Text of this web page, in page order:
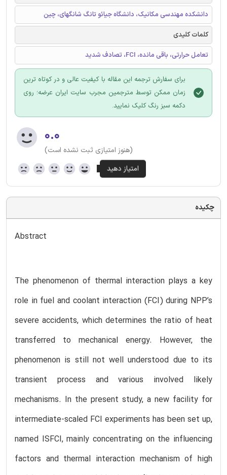
دانشکده مهندسی مکانیک، دانشگاه جیائو تانگ شانگهای، چین
کلمات کلیدی
تعامل حرارتی، باقی مانده، FCI، تصادف شدید
برای سفارش ترجمه این مقاله با کیفیت عالی و در کوتاه ترین
زمان ممکن توسط مترجمین مجرب سایت ایران عرضه؛ روی
دکمه سبز رنگ کلیک نمایید.
۰.۰
(هنوز امتیازی ثبت نشده است)
چکیده
Abstract
The phenomenon of thermal interaction plays a key
role in fuel and coolant interaction (FCI) during NPP’s
severe accidents, which determines the ratio of heat
transferred to mechanical energy. However, the
phenomenon is still not well understood due to its
transient process and various involved likely
mechanisms. In the present study, a new facility for
intermediate-scaled FCI experiments has been set up,
named ISFCI, mainly concentrating on the influencing
factors and thermal interaction mechanism of high